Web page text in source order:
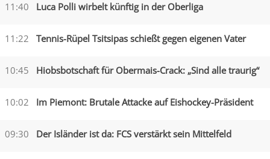
11:40 Luca Polli wirbelt künftig in der Oberliga
11:22 Tennis-Rüpel Tsitsipas schießt gegen eigenen Vater
10:45 Hiobsbotschaft für Obermais-Crack: „Sind alle traurig“
10:02 Im Piemont: Brutale Attacke auf Eishockey-Präsident
09:30 Der Isländer ist da: FCS verstärkt sein Mittelfeld